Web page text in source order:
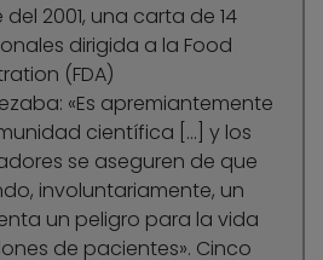
2001, una carta de 14
dirigida a la Food
(FDA)
«Es apremiantemente
científica […] y los
se aseguren de que
involuntariamente, un
un peligro para la vida
de pacientes». Cinco